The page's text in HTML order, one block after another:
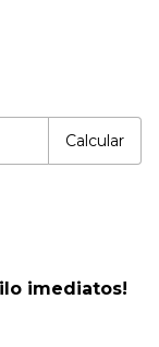
Calcular
imediatos!